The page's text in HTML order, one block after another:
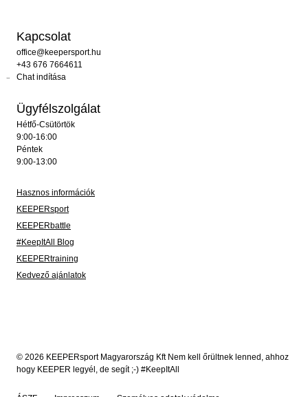
Kapcsolat
office@keepersport.hu
+43 676 7664611
Chat indítása
Ügyfélszolgálat
Hétfő-Csütörtök
9:00-16:00
Péntek
9:00-13:00
Hasznos információk
KEEPERsport
KEEPERbattle
#KeepItAll Blog
KEEPERtraining
Kedvező ajánlatok
© 2026 KEEPERsport Magyarország Kft Nem kell őrültnek lenned, ahhoz
hogy KEEPER legyél, de segít ;-) #KeepItAll